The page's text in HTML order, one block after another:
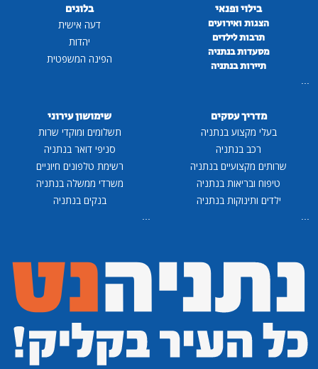
בילוי ופנאי
הצגות ואירועים
תרבות לילדים
מסעדות בנתניה
תיירות בנתניה
בלוגים
דעה אישית
יהדות
הפינה המשפטית
מדריך עסקים
בעלי מקצוע בנתניה
רכב בנתניה
שרותים מקצועיים בנתניה
טיפוח ובריאות בנתניה
ילדים ותינוקות בנתניה
שימושון עירוני
תשלומים ומוקדי שרות
סניפי דואר בנתניה
רשימת טלפונים חיוניים
משרדי ממשלה בנתניה
בנקים בנתניה